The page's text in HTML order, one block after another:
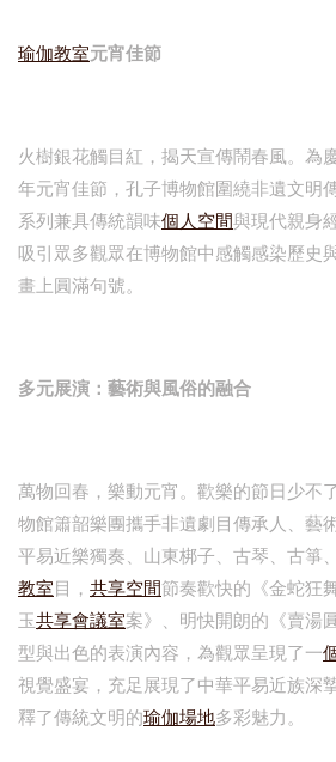
瑜伽教室元宵佳節
火樹銀花觸目紅，揭天宣傳鬧春風。為
年元宵佳節，孔子博物館圍繞非遺文明
系列兼具傳統韻味個人空間與現代親身
吸引眾多觀眾在博物館中感觸感染歷史
畫上圓滿句號。
多元展演：藝術與風俗的融合
萬物回春，樂動元宵。歡樂的節日少不
物館簫韶樂團攜手非遺劇目傳承人、藝
平易近樂獨奏、山東梆子、古琴、古箏
教室目， 共享空間節奏歡快的《金蛇狂
玉共享會議室案》、明快開朗的《賣
型與出色的表演內容，為觀眾呈現了一
視覺盛宴，充足展現了中華平易近族深
釋了傳統文明的瑜伽場地多彩魅力。